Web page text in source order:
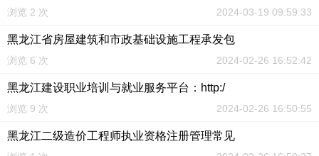
浏览 2 次 2024-03-19 09:59:33
黑龙江省房屋建筑和市政基础设施工程承发包
浏览 6 次 2024-02-26 16:52:42
黑龙江建设职业培训与就业服务平台：http:/
浏览 9 次 2024-02-26 16:50:55
黑龙江二级造价工程师执业资格注册管理常见